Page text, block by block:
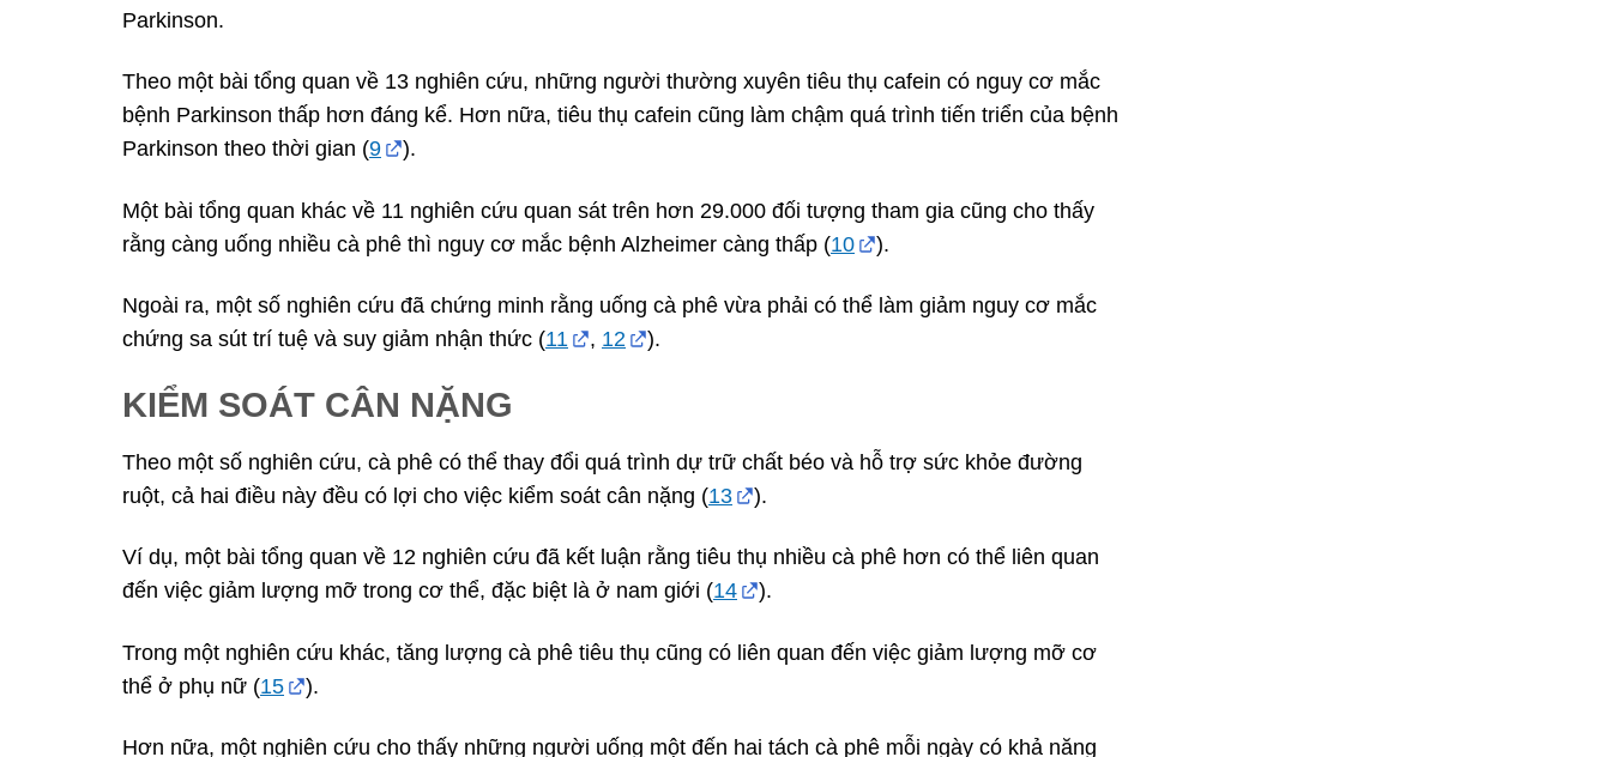
Parkinson.
Theo một bài tổng quan về 13 nghiên cứu, những người thường xuyên tiêu thụ cafein có nguy cơ mắc
bệnh Parkinson thấp hơn đáng kể. Hơn nữa, tiêu thụ cafein cũng làm chậm quá trình tiến triển của bệnh
Parkinson theo thời gian (9 ).
Một bài tổng quan khác về 11 nghiên cứu quan sát trên hơn 29.000 đối tượng tham gia cũng cho thấy
rằng càng uống nhiều cà phê thì nguy cơ mắc bệnh Alzheimer càng thấp (10 ).
Ngoài ra, một số nghiên cứu đã chứng minh rằng uống cà phê vừa phải có thể làm giảm nguy cơ mắc
chứng sa sút trí tuệ và suy giảm nhận thức (11 , 12 ).
KIỂM SOÁT CÂN NẶNG
Theo một số nghiên cứu, cà phê có thể thay đổi quá trình dự trữ chất béo và hỗ trợ sức khỏe đường
ruột, cả hai điều này đều có lợi cho việc kiểm soát cân nặng (13 ).
Ví dụ, một bài tổng quan về 12 nghiên cứu đã kết luận rằng tiêu thụ nhiều cà phê hơn có thể liên quan
đến việc giảm lượng mỡ trong cơ thể, đặc biệt là ở nam giới (14 ).
Trong một nghiên cứu khác, tăng lượng cà phê tiêu thụ cũng có liên quan đến việc giảm lượng mỡ cơ
thể ở phụ nữ (15 ).
Hơn nữa, một nghiên cứu cho thấy những người uống một đến hai tách cà phê mỗi ngày có khả năng